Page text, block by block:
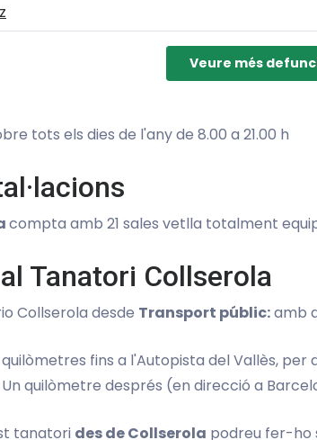
Veure més
tots els dies de l'any de 8.00 a 21.00 h
compta amb 21 sales vetlla totalment
Tanatori Collserola
Collserola desde Transport públic:amb
fins a l'Autopista del Vallès,
quilòmetre després (en direcció a
tanatori des de Collserola podreu fer-ho